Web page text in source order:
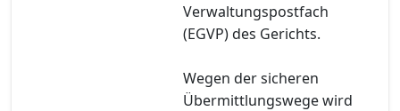
Verwaltungspostfach
(EGVP) des Gerichts.
Wegen der sicheren
Übermittlungswege wird